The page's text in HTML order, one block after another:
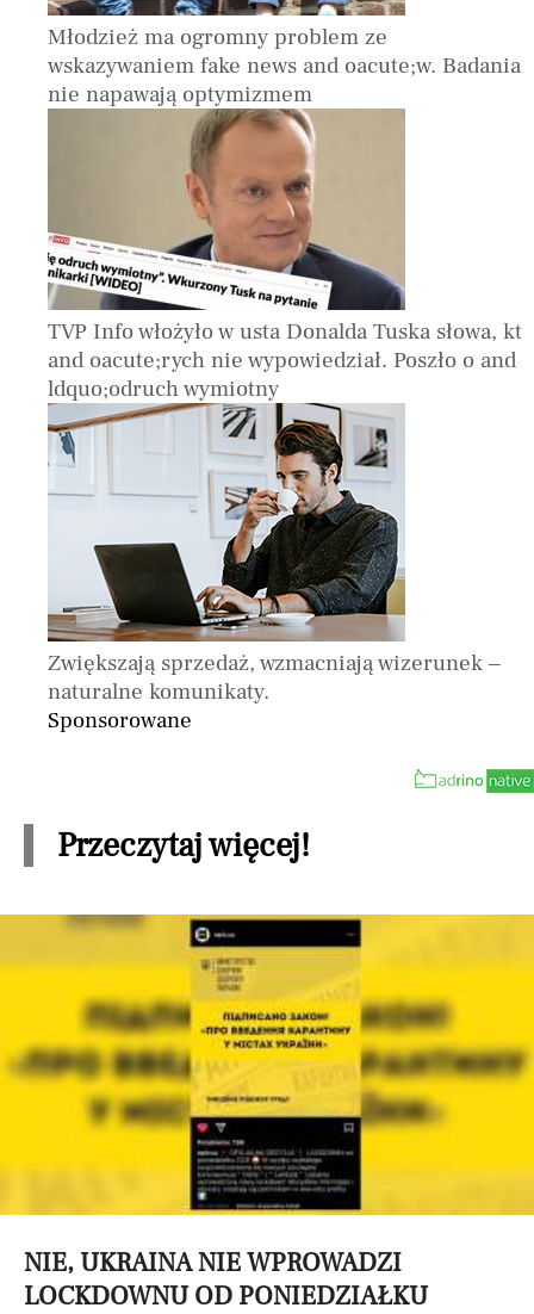
Młodzież ma ogromny problem ze
wskazywaniem fake news and oacute;w. Badania
nie napawają optymizmem
TVP Info włożyło w usta Donalda Tuska słowa, kt
and oacute;rych nie wypowiedział. Poszło o and
ldquo;odruch wymiotny
Zwiększają sprzedaż, wzmacniają wizerunek –
naturalne komunikaty.
Sponsorowane
Przeczytaj więcej!
NIE, UKRAINA NIE WPROWADZI
LOCKDOWNU OD PONIEDZIAŁKU